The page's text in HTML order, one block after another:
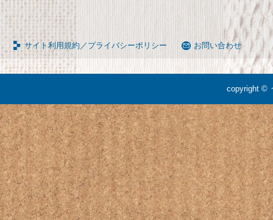
サイト利用規約／プライバシーポリシー お問い合わせ
copyright ©